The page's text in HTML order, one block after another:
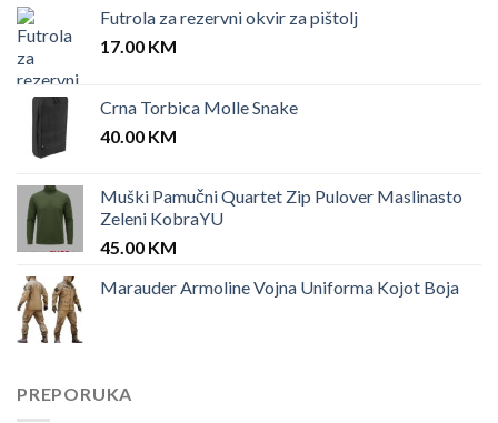
Futrola za rezervni okvir za pištolj
17.00 KM
Crna Torbica Molle Snake
40.00 KM
Muški Pamučni Quartet Zip Pulover Maslinasto
Zeleni KobraYU
45.00 KM
Marauder Armoline Vojna Uniforma Kojot Boja
PREPORUKA